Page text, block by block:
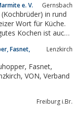
e. V. Gernsbach
in rund
Wort für Küche.
Kochen ist auch
Fasnet,
Lenzkirch
Fasnet,
Freiburg i.Br.